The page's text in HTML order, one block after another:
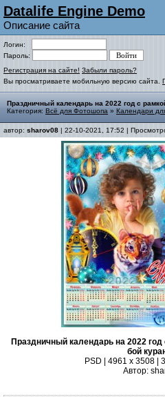
Datalife Engine Demo
Описание сайта
Логин:
Пароль:
Регистрация на сайте! Забыли пароль?
Вы просматриваете мобильную версию сайта.
Праздничный календарь на 2022 год с
Категория: Всё для Фотошопа » Календари
автор: sharov08 | 22-10-2021, 17:52 |
Праздничный календарь на 2022
бой
PSD | 4961 х 3508 |
Автор: